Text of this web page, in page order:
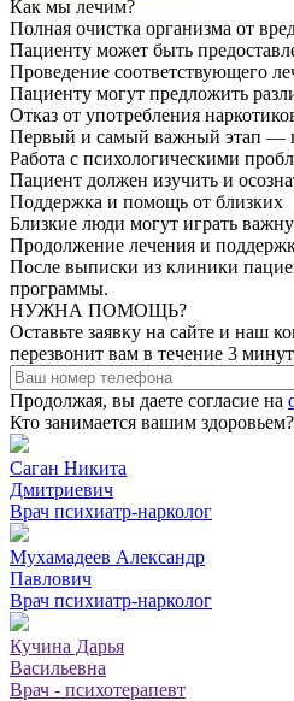
Как мы лечим?
Полная очистка организма от
Пациенту может быть
Проведение соответствующего
Пациенту могут предложить
Отказ от употребления
Первый и самый важный этап —
Работа с психологическими
Пациент должен изучить и
Поддержка и помощь от близких
Близкие люди могут играть
Продолжение лечения и
После выписки из клиники
программы.
НУЖНА ПОМОЩЬ?
Оставьте заявку на сайте и наш
перезвонит вам в течение 3
Продолжая, вы даете согласие на
Кто занимается вашим здоровьем?
Саган Никита
Дмитриевич
Врач психиатр-нарколог
Мухамадеев Александр
Павлович
Врач психиатр-нарколог
Кучина Дарья
Васильевна
Врач - психотерапевт